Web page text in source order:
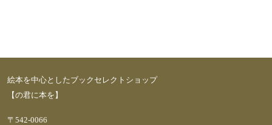
絵本を中心としたブックセレクトショップ
【の君に本を】
〒542-0066